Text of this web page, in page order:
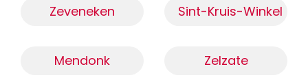
Zeveneken Sint-Kruis-Winkel
Mendonk Zelzate